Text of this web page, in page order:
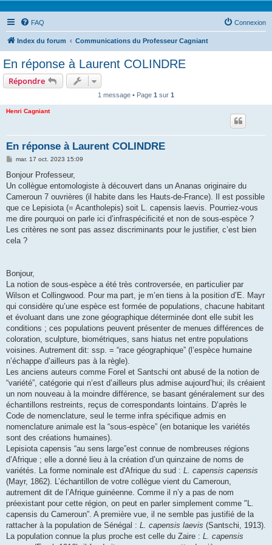
FAQ Connexion
Index du forum Communications du Professeur Cagniant
En réponse à Laurent COLINDRE
Répondre
1 message • Page 1 sur 1
Henri Cagniant
En réponse à Laurent COLINDRE
M
s
a
g
mar. 17 oct. 2023 15:09
Bonjour Professeur,
Un collègue entomologiste à découvert dans un Ananas originaire du
Cameroun 7 ouvrières (il habite dans les Hauts-de-France). Il est possible
que ce Lepisiota (= Acantholepis) soit L. capensis laevis. Pourriez-vous
me dire pourquoi on parle ici d’infraspécificité et non de sous-espèce ?
Les critères ne sont pas assez discriminants pour le justifier, c’est bien
cela ?
Bonjour,
La notion de sous-espèce a été très controversée, en particulier par
Wilson et Collingwood. Pour ma part, je m’en tiens à la position d’E. Mayr
qui considère qu’une espèce est formée de populations, chacune habitant
et évoluant dans une zone géographique déterminée dont elle subit les
conditions ; ces populations peuvent présenter de menues différences de
coloration, sculpture, biométriques, sans hiatus net entre populations
voisines. Autrement dit: ssp. = “race géographique” (l’espèce humaine
n’échappe d’ailleurs pas à la règle).
Les anciens auteurs comme Forel et Santschi ont abusé de la notion de
“variété”, catégorie qui n’est d’ailleurs plus admise aujourd’hui; ils créaient
un nom nouveau à la moindre différence, se basant généralement sur des
échantillons restreints, reçus de correspondants lointains. D’après le
Code de nomenclature, seul le terme infra spécifique admis en
nomenclature animale est la “sous-espèce” (en botanique les variétés
sont des créations humaines).
Lepisiota capensis “au sens large”est connue de nombreuses régions
d’Afrique ; elle a donné lieu à la création d’un quinzaine de noms de
variétés. La forme nominale est d'Afrique du sud : L. capensis capensis
(Mayr, 1862). L’échantillon de votre collègue vient du Cameroun,
autrement dit de l’Afrique guinéenne. Comme il n’y a pas de nom
préexistant pour cette région, on peut en parler simplement comme "L.
capensis du Cameroun”. A première vue, il ne semble pas justifié de la
rattacher à la population de Sénégal : L. capensis laevis (Santschi, 1913).
La population connue la plus proche est celle du Zaire : L. capensis